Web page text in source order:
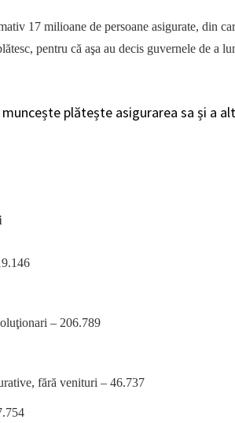
17 milioane de persoane asigurate, din
pentru că aşa au decis guvernele de a
plătește asigurarea sa și a
– 206.789
fără venituri – 46.737